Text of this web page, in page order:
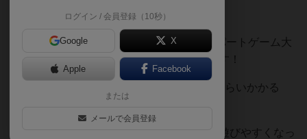
2026/5/20追記：2026年ドイツ年間エキスパートゲーム大
賞ロングリスト入り、おめでとうございます！
アークノヴァを中量級（といっても2時間くらいかかる
想像以上にシンプルになっており、かなり遊びやすくなっ
ログイン / 会員登録（10秒）
Google X
Apple Facebook
または
メールで会員登録